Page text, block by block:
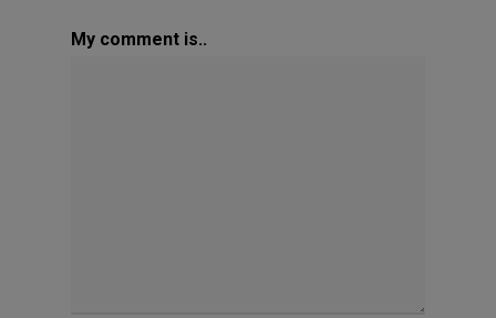
My comment is..